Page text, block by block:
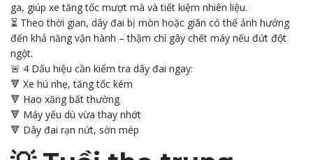
ga, giúp xe tăng tốc mượt mà và tiết kiệm nhiên liệu.
⏳ Theo thời gian, dây đai bị mòn hoặc giãn có thể ảnh hưởng
đến khả năng vận hành – thậm chí gây chết máy nếu đứt đột
ngột.
🚨 4 Dấu hiệu cần kiểm tra dây đai ngay:
🔻 Xe hú nhẹ, tăng tốc kém
🔻 Hao xăng bất thường
🔻 Máy yếu dù vừa thay nhớt
🔻 Dây đai rạn nứt, sờn mép